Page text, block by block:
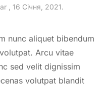
16 Січня, 2021.
nunc aliquet bibendum
Arcu vitae
sed velit dignissim
volutpat blandit